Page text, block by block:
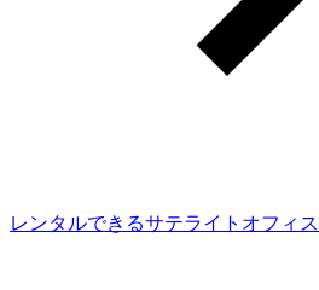
レンタルできるサテライトオフィス